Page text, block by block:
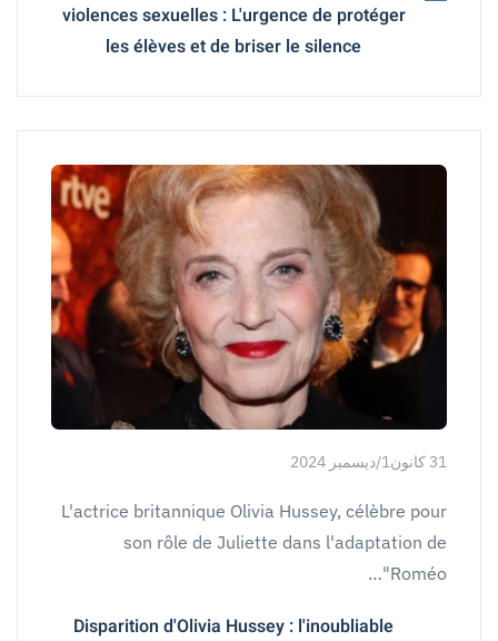
violences sexuelles : L'urgence de protéger
les élèves et de briser le silence
31 كانون1/ديسمبر 2024
L'actrice britannique Olivia Hussey, célèbre pour
son rôle de Juliette dans l'adaptation de
"Roméo…
Disparition d'Olivia Hussey : l'inoubliable